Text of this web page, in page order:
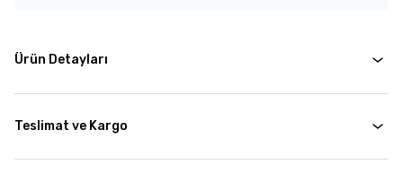
Ürün Detayları
Teslimat ve Kargo